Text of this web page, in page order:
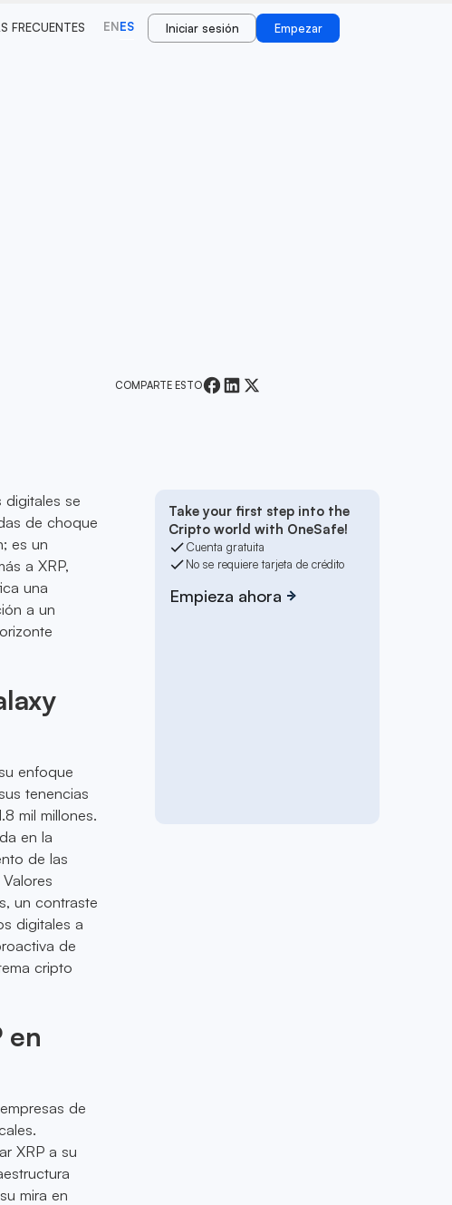
FRECUENTES ENES Iniciar sesión Empezar
COMPARTE ESTO
digitales se
de choque
es un
a XRP,
una
a un
enfoque
tenencias
mil millones.
en la
de las
un contraste
digitales a
de
cripto
en
de
XRP a su
mira en
Take your first step into the
Cripto world with OneSafe!
Cuenta gratuita
No se requiere tarjeta de crédito
Empieza ahora